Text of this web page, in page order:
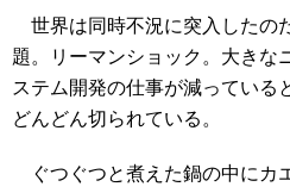
世界は同時不況に突入したの
題。リーマンショック。大きな
ステム開発の仕事が減っている
どんどん切られている。
ぐつぐつと煮えた鍋の中にカ